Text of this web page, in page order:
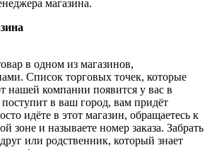
магазина.
в одном из магазинов,
Список торговых точек, которые
нашей компании появится у вас в
поступит в ваш город, вам придёт
идёте в этот магазин, обращаетесь к
зоне и называете номер заказа. Забрать
или родственник, который знает